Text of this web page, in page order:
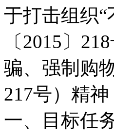
于打击组织
〔2015〕
骗、强制购
217号）精
一、目标任